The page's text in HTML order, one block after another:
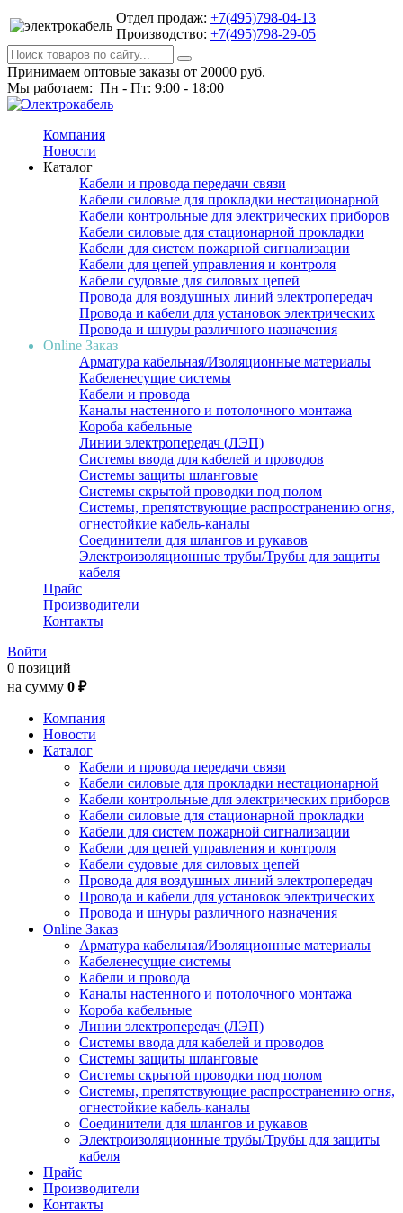
Отдел продаж: +7(495)798-04-13
Производство: +7(495)798-29-05
Принимаем оптовые заказы от 20000 руб.
Мы работаем: Пн - Пт: 9:00 - 18:00
Компания
Новости
Каталог
Кабели и провода передачи связи
Кабели силовые для прокладки нестационарной
Кабели контрольные для электрических приборов
Кабели силовые для стационарной прокладки
Кабели для систем пожарной сигнализации
Кабели для цепей управления и контроля
Кабели судовые для силовых цепей
Провода для воздушных линий электропередач
Провода и кабели для установок электрических
Провода и шнуры различного назначения
Online Заказ
Арматура кабельная/Изоляционные материалы
Кабеленесущие системы
Кабели и провода
Каналы настенного и потолочного монтажа
Короба кабельные
Линии электропередач (ЛЭП)
Системы ввода для кабелей и проводов
Системы защиты шланговые
Системы скрытой проводки под полом
Системы, препятствующие распространению огня,
огнестойкие кабель-каналы
Соединители для шлангов и рукавов
Электроизоляционные трубы/Трубы для защиты
кабеля
Прайс
Производители
Контакты
Войти
0 позиций
на сумму 0 ₽
Компания
Новости
Каталог
Кабели и провода передачи связи
Кабели силовые для прокладки нестационарной
Кабели контрольные для электрических приборов
Кабели силовые для стационарной прокладки
Кабели для систем пожарной сигнализации
Кабели для цепей управления и контроля
Кабели судовые для силовых цепей
Провода для воздушных линий электропередач
Провода и кабели для установок электрических
Провода и шнуры различного назначения
Online Заказ
Арматура кабельная/Изоляционные материалы
Кабеленесущие системы
Кабели и провода
Каналы настенного и потолочного монтажа
Короба кабельные
Линии электропередач (ЛЭП)
Системы ввода для кабелей и проводов
Системы защиты шланговые
Системы скрытой проводки под полом
Системы, препятствующие распространению огня,
огнестойкие кабель-каналы
Соединители для шлангов и рукавов
Электроизоляционные трубы/Трубы для защиты
кабеля
Прайс
Производители
Контакты